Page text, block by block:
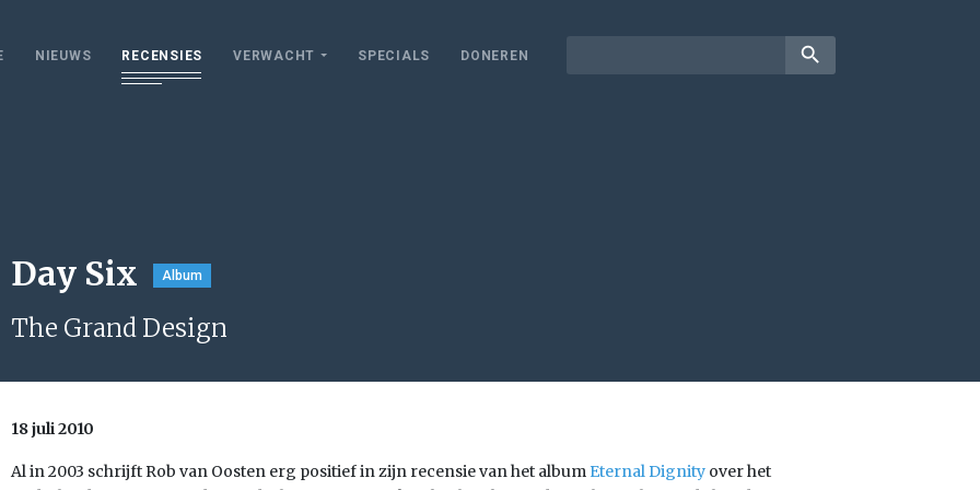
NIEUWS RECENSIES VERWACHT SPECIALS DONEREN search
Day Six Album
The Grand Design
18 juli 2010
Al in 2003 schrijft Rob van Oosten erg positief in zijn recensie van het album Eternal Dignity over het